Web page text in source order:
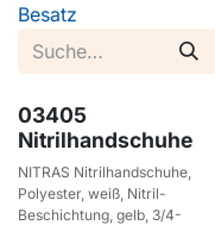
Besatz
03405
Nitrilhandschuhe
NITRAS Nitrilhandschuhe,
Polyester, weiß, Nitril-
Beschichtung, gelb, 3/4-